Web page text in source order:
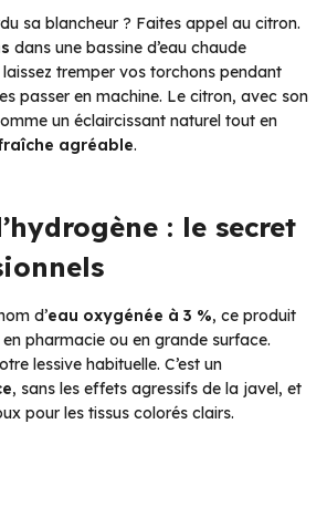
sa blancheur ? Faites appel au citron.
dans une bassine d’eau chaude
tremper vos torchons pendant
passer en machine. Le citron, avec son
un éclaircissant naturel tout en
agréable.
: le secret
d’eau oxygénée à 3 %, ce produit
pharmacie ou en grande surface.
lessive habituelle. C’est un
, sans les effets agressifs de la javel, et
pour les tissus colorés clairs.